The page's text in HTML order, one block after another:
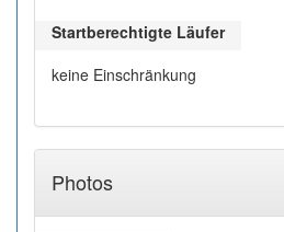
Startberechtigte Läufer
keine Einschränkung
Photos